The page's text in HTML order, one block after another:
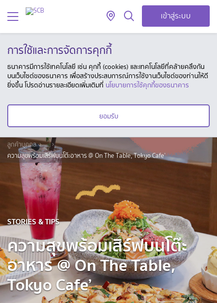
เข้าสู่ระบบ
การใช้และการจัดการคุกกี้
ธนาคารมีการใช้เทคโนโลยี เช่น คุกกี้ (cookies) และเทคโนโลยีที่คล้ายคลึงกัน
บนเว็บไซต์ของธนาคาร เพื่อสร้างประสบการณ์การใช้งานเว็บไซต์ของท่านให้ดี
ยิ่งขึ้น โปรดอ่านรายละเอียดเพิ่มเติมที่ นโยบายการใช้คุกกี้ของธนาคาร
ยอมรับ
ลูกค้าบุคคล
...
ความสุขพร้อมเสิร์ฟบนโต๊ะอาหาร @ On The Table, Tokyo Cafe’
STORIES & TIPS
ความสุขพร้อมเสิร์ฟบนโต๊ะ
อาหาร @ On The Table,
Tokyo Cafe’